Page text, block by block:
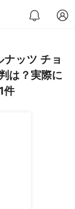
ッツ チョ
は？実際に
件